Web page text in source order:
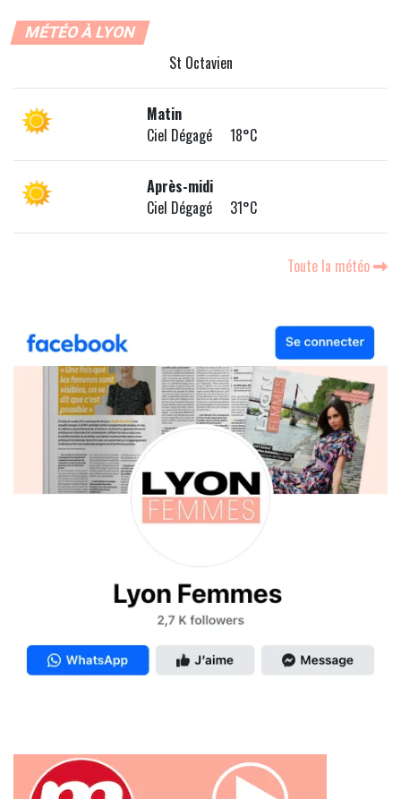
MÉTÉO À LYON
St Octavien
Matin
Ciel Dégagé 18°C
Après-midi
Ciel Dégagé 31°C
Toute la météo